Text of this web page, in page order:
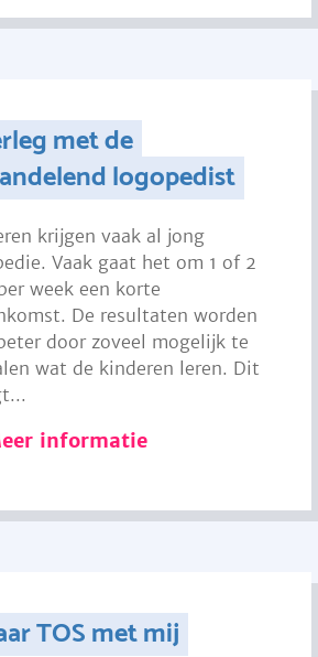
met de
logopedist
krijgen vaak al jong
Vaak gaat het om 1 of 2
week een korte
De resultaten worden
door zoveel mogelijk te
wat de kinderen leren. Dit
informatie
TOS met mij